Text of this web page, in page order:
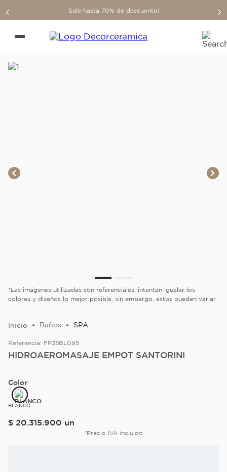
Sale hasta 70% de descuento!
*Las imágenes utilizadas son referenciales, intentan igualar los
colores y diseños lo mejor posible, sin embargo, estos pueden variar
Baños SPA
Referencia: FP35BL095
HIDROAEROMASAJE EMPOT SANTORINI
Color
BLANCO
$ 20.315.900 un
*Precio IVA incluido